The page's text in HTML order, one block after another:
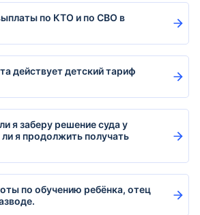
по КТО и по СВО в
действует детский тариф
я заберу решение суда у
я продолжить получать
по обучению ребёнка, отец